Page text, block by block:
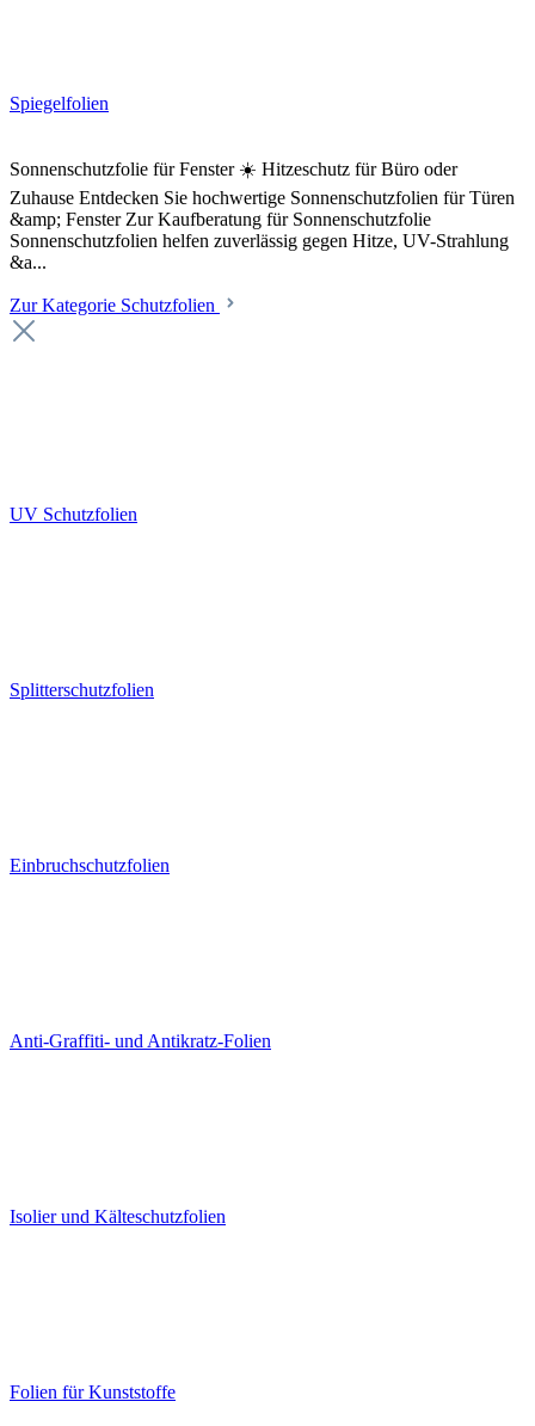
Spiegelfolien
Sonnenschutzfolie für Fenster ☀️ Hitzeschutz für Büro oder
Zuhause Entdecken Sie hochwertige Sonnenschutzfolien für Türen
&amp; Fenster Zur Kaufberatung für Sonnenschutzfolie
Sonnenschutzfolien helfen zuverlässig gegen Hitze, UV-Strahlung
&a...
Zur Kategorie Schutzfolien
UV Schutzfolien
Splitterschutzfolien
Einbruchschutzfolien
Anti-Graffiti- und Antikratz-Folien
Isolier und Kälteschutzfolien
Folien für Kunststoffe